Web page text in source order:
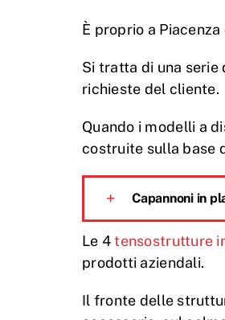
È proprio a
Si tratta di una
richieste del cliente.
Quando i modelli a
costruite sulla base
Capannoni in
Le 4tensostrutture
prodotti aziendali.
Il fronte delle